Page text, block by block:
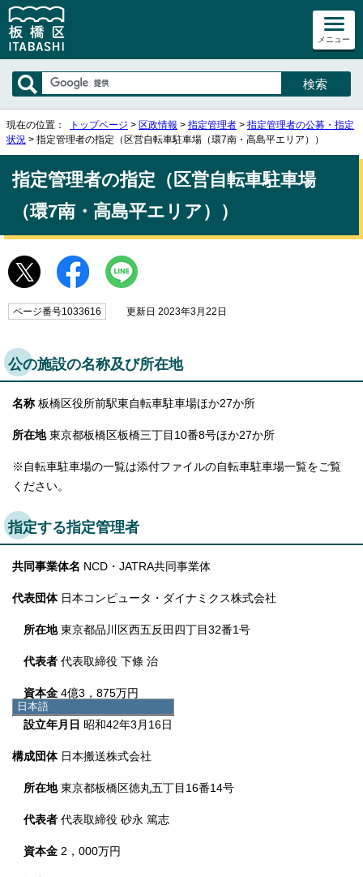
メニュー
日本語
日本語
한국어
繁體中文
現在の位置： トップページ > 区政情報 > 指定管理者 > 指定管理者の公募・指定
状況 > 指定管理者の指定（区営自転車駐車場（環7南・高島平エリア））
指定管理者の指定（区営自転車駐車場
（環7南・高島平エリア））
ページ番号1033616 更新日 2023年3月22日
公の施設の名称及び所在地
名称 板橋区役所前駅東自転車駐車場ほか27か所
所在地東京都板橋区板橋三丁目10番8号ほか27か所
※自転車駐車場の一覧は添付ファイルの自転車駐車場一覧をご覧
ください。
指定する指定管理者
共同事業体名 NCD・JATRA共同事業体
代表団体日本コンピュータ・ダイナミクス株式会社
所在地東京都品川区西五反田四丁目32番1号
代表者 代表取締役 下條 治
資本金 4億3，875万円
設立年月日 昭和42年3月16日
構成団体日本搬送株式会社
所在地東京都板橋区徳丸五丁目16番14号
代表者 代表取締役 砂永 篤志
資本金 2，000万円